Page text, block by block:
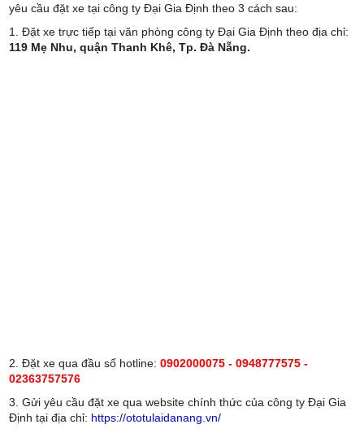
yêu cầu đặt xe tại công ty Đại Gia Định theo 3 cách sau:
1. Đặt xe trực tiếp tại văn phòng công ty Đại Gia Định theo địa chỉ:
119 Mẹ Nhu, quận Thanh Khê, Tp. Đà Nẵng.
2. Đặt xe qua đầu số hotline:0902000075 - 0948777575 -
02363757576
3. Gửi yêu cầu đặt xe qua website chính thức của công ty Đại Gia
Định tại địa chỉ: https://ototulaidanang.vn/